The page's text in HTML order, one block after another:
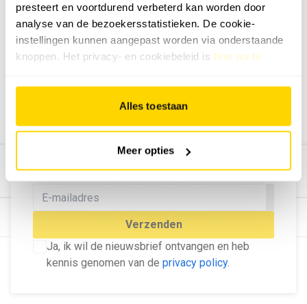
presteert en voortdurend verbeterd kan worden door
analyse van de bezoekersstatistieken. De cookie-
instellingen kunnen aangepast worden via onderstaande
knoppen. Het privacy- en cookiebeleid is hier na te
Alles toestaan
Meer opties
MELD U AAN VOOR ONZE
NIEUWSBRIEF
Blijf op de hoogte van het laatste nieuws!
Verzenden
Ja, ik wil de nieuwsbrief ontvangen en heb
kennis genomen van de privacy policy.
Geef ons feedback
Vertel ons wat je van onze website vindt.
Tip de redactie
Bekijk hier de mogelijkheden.
© Dé Duurzame Uitgeverij